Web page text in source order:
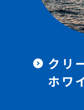
クリ
ホワ